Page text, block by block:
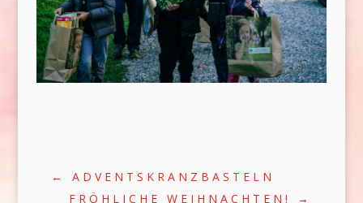
← ADVENTSKRANZBASTELN
FRÖHLICHE WEIHNACHTEN!
→